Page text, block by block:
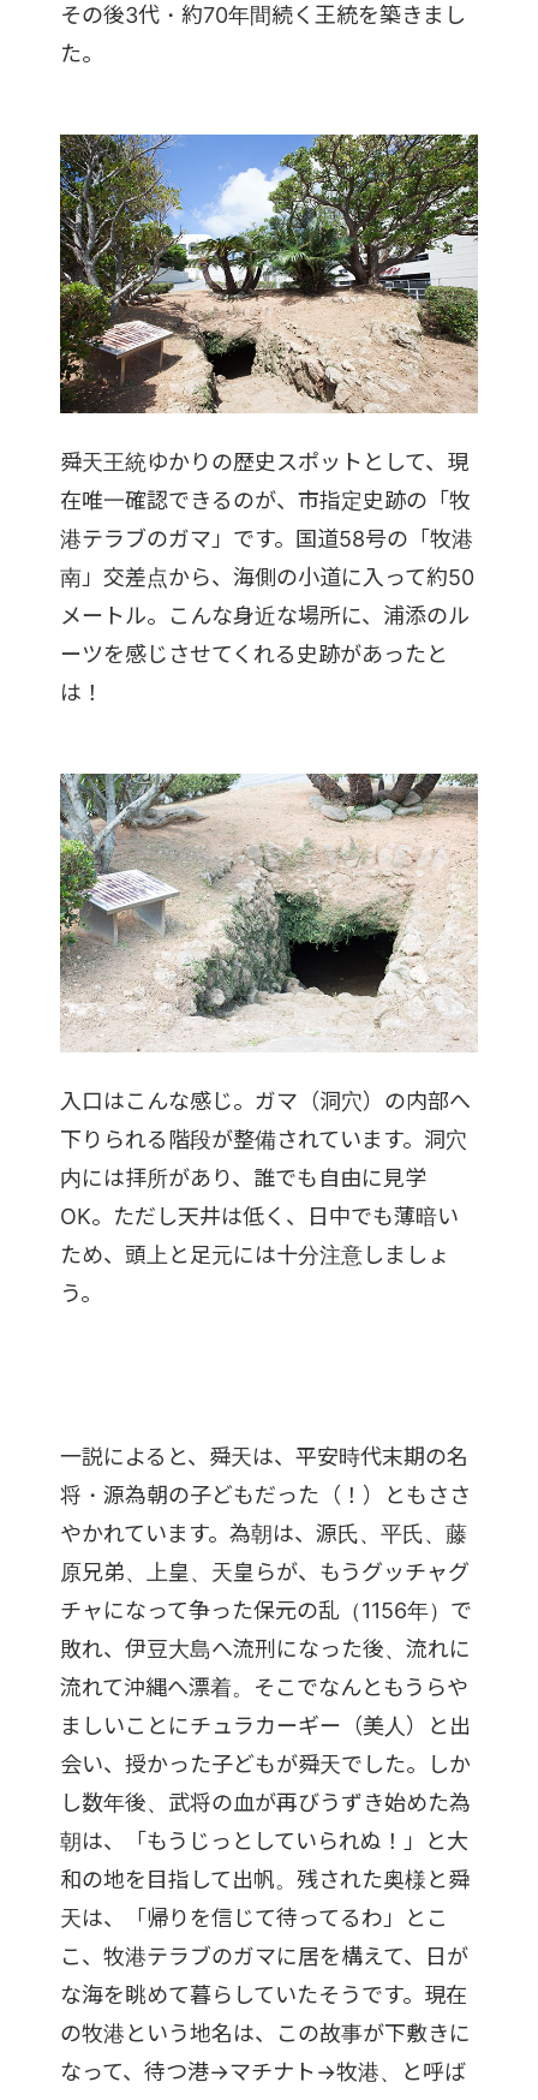
その後3代・約70年間続く王統を築きまし
た。
舜天王統ゆかりの歴史スポットとして、現
在唯一確認できるのが、市指定史跡の「牧
港テラブのガマ」です。国道58号の「牧港
南」交差点から、海側の小道に入って約50
メートル。こんな身近な場所に、浦添のル
ーツを感じさせてくれる史跡があったと
は！
入口はこんな感じ。ガマ（洞穴）の内部へ
下りられる階段が整備されています。洞穴
内には拝所があり、誰でも自由に見学
OK。ただし天井は低く、日中でも薄暗い
ため、頭上と足元には十分注意しましょ
う。
一説によると、舜天は、平安時代末期の名
将・源為朝の子どもだった（！）ともささ
やかれています。為朝は、源氏、平氏、藤
原兄弟、上皇、天皇らが、もうグッチャグ
チャになって争った保元の乱（1156年）で
敗れ、伊豆大島へ流刑になった後、流れに
流れて沖縄へ漂着。そこでなんともうらや
ましいことにチュラカーギー（美人）と出
会い、授かった子どもが舜天でした。しか
し数年後、武将の血が再びうずき始めた為
朝は、「もうじっとしていられぬ！」と大
和の地を目指して出帆。残された奥様と舜
天は、「帰りを信じて待ってるわ」とこ
こ、牧港テラブのガマに居を構えて、日が
な海を眺めて暮らしていたそうです。現在
の牧港という地名は、この故事が下敷きに
なって、待つ港→マチナト→牧港、と呼ば